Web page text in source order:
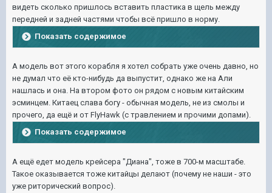
видеть сколько пришлось вставить пластика в щель между
передней и задней частями чтобы всё пришло в норму.
Показать содержимое
А модель вот этого корабля я хотел собрать уже очень давно, но
не думал что её кто-нибудь да выпустит, однако же на Али
нашлась и она. На втором фото он рядом с новым китайским
эсминцем. Китаец слава богу - обычная модель, не из смолы и
прочего, да ещё и от FlyHawk (с травлением и прочими допами).
Показать содержимое
А ещё едет модель крейсера "Диана", тоже в 700-м масштабе.
Такое оказывается тоже китайцы делают (почему не наши - это
уже риторический вопрос).